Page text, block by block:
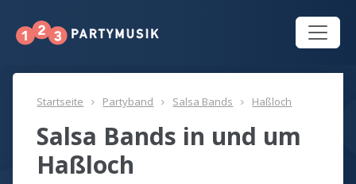
Startseite Partyband Salsa Bands Haßloch
Salsa Bands in und um
Haßloch